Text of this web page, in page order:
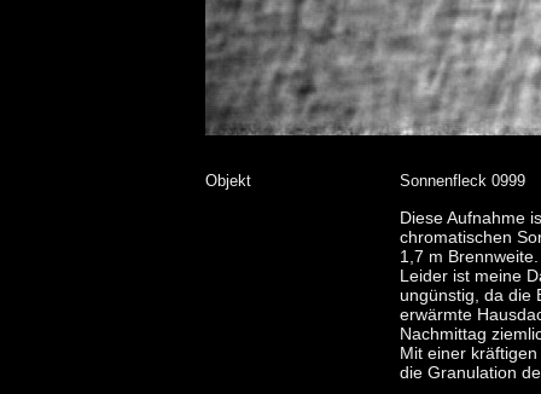
Objekt Sonnenfleck 0999
Diese Aufnahme
chromatischen
1,7 m Brennweite.
Leider ist meine
ungünstig, da die
erwärmte
Nachmittag
Mit einer
die Granulation